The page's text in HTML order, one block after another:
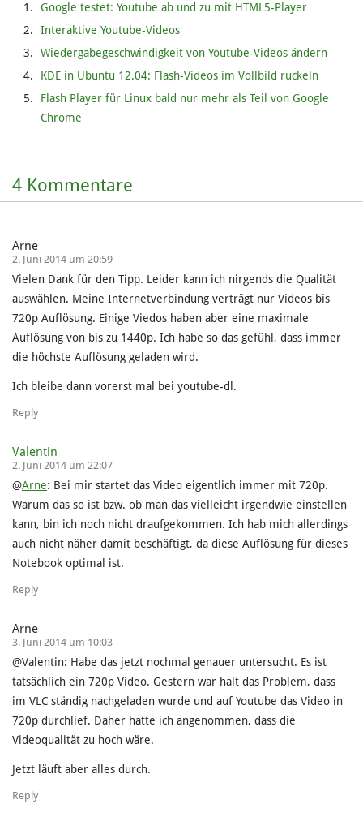
Google testet: Youtube ab und zu mit HTML5-Player
Interaktive Youtube-Videos
Wiedergabegeschwindigkeit von Youtube-Videos ändern
KDE in Ubuntu 12.04: Flash-Videos im Vollbild ruckeln
Flash Player für Linux bald nur mehr als Teil von Google
Chrome
4 Kommentare
Arne
2. Juni 2014 um 20:59
Vielen Dank für den Tipp. Leider kann ich nirgends die Qualität
auswählen. Meine Internetverbindung verträgt nur Videos bis
720p Auflösung. Einige Viedos haben aber eine maximale
Auflösung von bis zu 1440p. Ich habe so das gefühl, dass immer
die höchste Auflösung geladen wird.
Ich bleibe dann vorerst mal bei youtube-dl.
Reply
Valentin
2. Juni 2014 um 22:07
@Arne: Bei mir startet das Video eigentlich immer mit 720p.
Warum das so ist bzw. ob man das vielleicht irgendwie einstellen
kann, bin ich noch nicht draufgekommen. Ich hab mich allerdings
auch nicht näher damit beschäftigt, da diese Auflösung für dieses
Notebook optimal ist.
Reply
Arne
3. Juni 2014 um 10:03
@Valentin: Habe das jetzt nochmal genauer untersucht. Es ist
tatsächlich ein 720p Video. Gestern war halt das Problem, dass
im VLC ständig nachgeladen wurde und auf Youtube das Video in
720p durchlief. Daher hatte ich angenommen, dass die
Videoqualität zu hoch wäre.
Jetzt läuft aber alles durch.
Reply